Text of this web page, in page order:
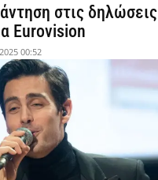
στις δηλώσεις
Eurovision
00:52